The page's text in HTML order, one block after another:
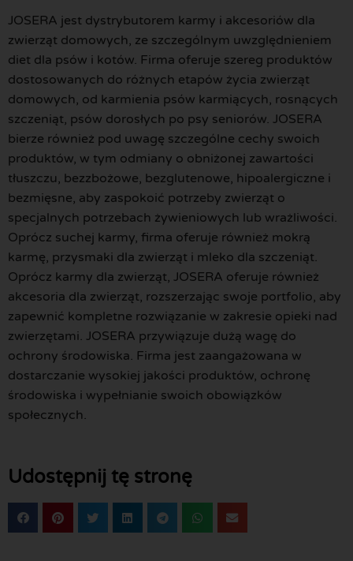
JOSERA jest dystrybutorem karmy i akcesoriów dla
zwierząt domowych, ze szczególnym uwzględnieniem
diet dla psów i kotów. Firma oferuje szereg produktów
dostosowanych do różnych etapów życia zwierząt
domowych, od karmienia psów karmiących, rosnących
szczeniąt, psów dorosłych po psy seniorów. JOSERA
bierze również pod uwagę szczególne cechy swoich
produktów, w tym odmiany o obniżonej zawartości
tłuszczu, bezzbożowe, bezglutenowe, hipoalergiczne i
bezmięsne, aby zaspokoić potrzeby zwierząt o
specjalnych potrzebach żywieniowych lub wrażliwości.
Oprócz suchej karmy, firma oferuje również mokrą
karmę, przysmaki dla zwierząt i mleko dla szczeniąt.
Oprócz karmy dla zwierząt, JOSERA oferuje również
akcesoria dla zwierząt, rozszerzając swoje portfolio, aby
zapewnić kompletne rozwiązanie w zakresie opieki nad
zwierzętami. JOSERA przywiązuje dużą wagę do
ochrony środowiska. Firma jest zaangażowana w
dostarczanie wysokiej jakości produktów, ochronę
środowiska i wypełnianie swoich obowiązków
społecznych.
Udostępnij tę stronę